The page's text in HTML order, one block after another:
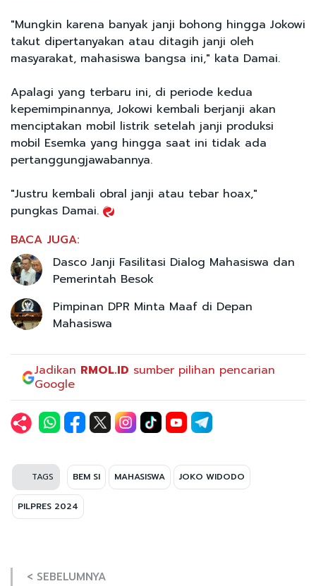
"Mungkin karena banyak janji bohong hingga Jokowi
takut dipertanyakan atau ditagih janji oleh
masyarakat, mahasiswa bangsa ini," kata Damai.
Apalagi yang terbaru ini, di periode kedua
kepemimpinannya, Jokowi kembali berjanji akan
menciptakan mobil listrik setelah janji produksi
mobil Esemka yang hingga saat ini tidak ada
pertanggungjawabannya.
"Justru kembali obral janji atau tebar hoax,"
pungkas Damai.
BACA JUGA:
Dasco Janji Fasilitasi Dialog Mahasiswa dan
Pemerintah Besok
Pimpinan DPR Minta Maaf di Depan
Mahasiswa
Jadikan RMOL.ID sumber pilihan pencarian
Google
TAGS BEM SI MAHASISWA JOKO WIDODO
PILPRES 2024
< SEBELUMNYA